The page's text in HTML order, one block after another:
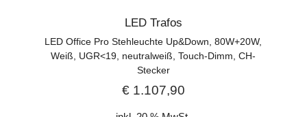
LED Trafos
LED Office Pro Stehleuchte Up&Down, 80W+20W,
Weiß, UGR<19, neutralweiß, Touch-Dimm, CH-
Stecker
€1.107,90